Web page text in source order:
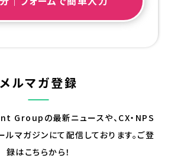
メルマガ登録
の最新ニュースや、CX・NPS
ルマガジンにて配信しております。ご登
録はこちらから！